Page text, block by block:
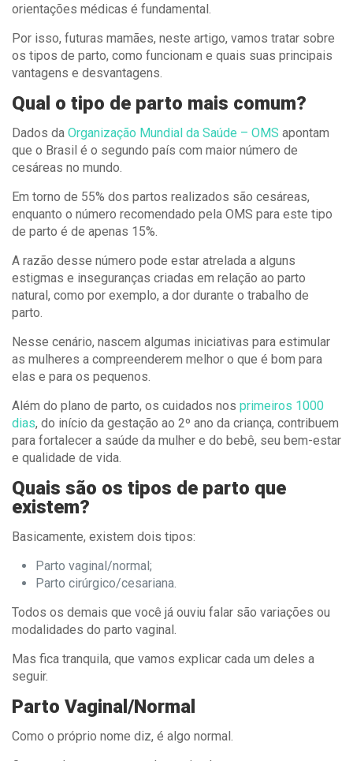
orientações médicas é fundamental.
Por isso, futuras mamães, neste artigo, vamos tratar sobre
os tipos de parto, como funcionam e quais suas principais
vantagens e desvantagens.
Qual o tipo de parto mais comum?
Dados da Organização Mundial da Saúde – OMS apontam
que o Brasil é o segundo país com maior número de
cesáreas no mundo.
Em torno de 55% dos partos realizados são cesáreas,
enquanto o número recomendado pela OMS para este tipo
de parto é de apenas 15%.
A razão desse número pode estar atrelada a alguns
estigmas e inseguranças criadas em relação ao parto
natural, como por exemplo, a dor durante o trabalho de
parto.
Nesse cenário, nascem algumas iniciativas para estimular
as mulheres a compreenderem melhor o que é bom para
elas e para os pequenos.
Além do plano de parto, os cuidados nos primeiros 1000
dias, do início da gestação ao 2º ano da criança, contribuem
para fortalecer a saúde da mulher e do bebê, seu bem-estar
e qualidade de vida.
Quais são os tipos de parto que
existem?
Basicamente, existem dois tipos:
Parto vaginal/normal;
Parto cirúrgico/cesariana.
Todos os demais que você já ouviu falar são variações ou
modalidades do parto vaginal.
Mas fica tranquila, que vamos explicar cada um deles a
seguir.
Parto Vaginal/Normal
Como o próprio nome diz, é algo normal.